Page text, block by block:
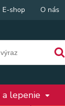
E-shop O nás
a lepenie